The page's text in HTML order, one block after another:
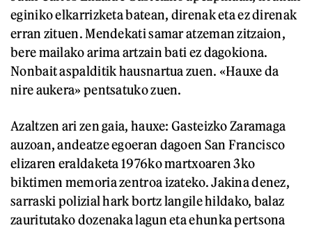
eginiko elkarrizketa batean, direnak eta ez direnak
erran zituen. Mendekati samar atzeman zitzaion,
bere mailako arima artzain bati ez dagokiona.
Nonbait aspalditik hausnartua zuen. «Hauxe da
nire aukera» pentsatuko zuen.
Azaltzen ari zen gaia, hauxe: Gasteizko Zaramaga
auzoan, andeatze egoeran dagoen San Francisco
elizaren eraldaketa 1976ko martxoaren 3ko
biktimen memoria zentroa izateko. Jakina denez,
sarraski polizial hark bortz langile hildako, balaz
zauritutako dozenaka lagun eta ehunka pertsona